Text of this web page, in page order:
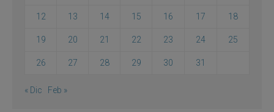
12 13 14 15 16 17 18
19 20 21 22 23 24 25
26 27 28 29 30 31
« Dic Feb »